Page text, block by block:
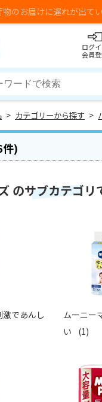
届けに遅れが出ている地
ログ
会員
> カテゴリーから探す >
)
のサブカテゴリ
であんし
ムーニー
い
(1)